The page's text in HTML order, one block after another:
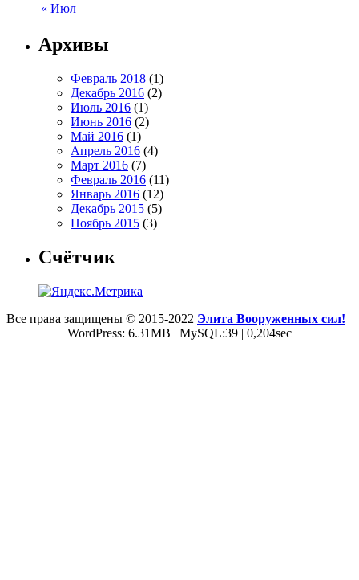
« Июл
Архивы
Февраль 2018 (1)
Декабрь 2016 (2)
Июль 2016 (1)
Июнь 2016 (2)
Май 2016 (1)
Апрель 2016 (4)
Март 2016 (7)
Февраль 2016 (11)
Январь 2016 (12)
Декабрь 2015 (5)
Ноябрь 2015 (3)
Счётчик
Все права защищены © 2015-2022 Элита Вооруженных сил!
WordPress: 6.31MB | MySQL:39 | 0,204sec